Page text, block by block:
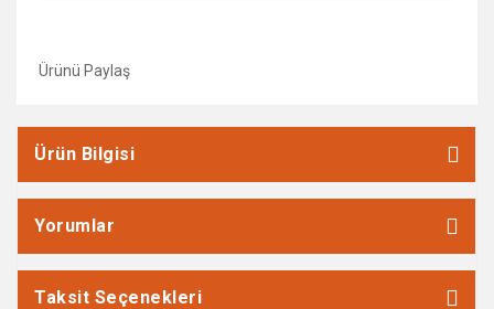
Ürünü Paylaş
Ürün Bilgisi
Yorumlar
Taksit Seçenekleri